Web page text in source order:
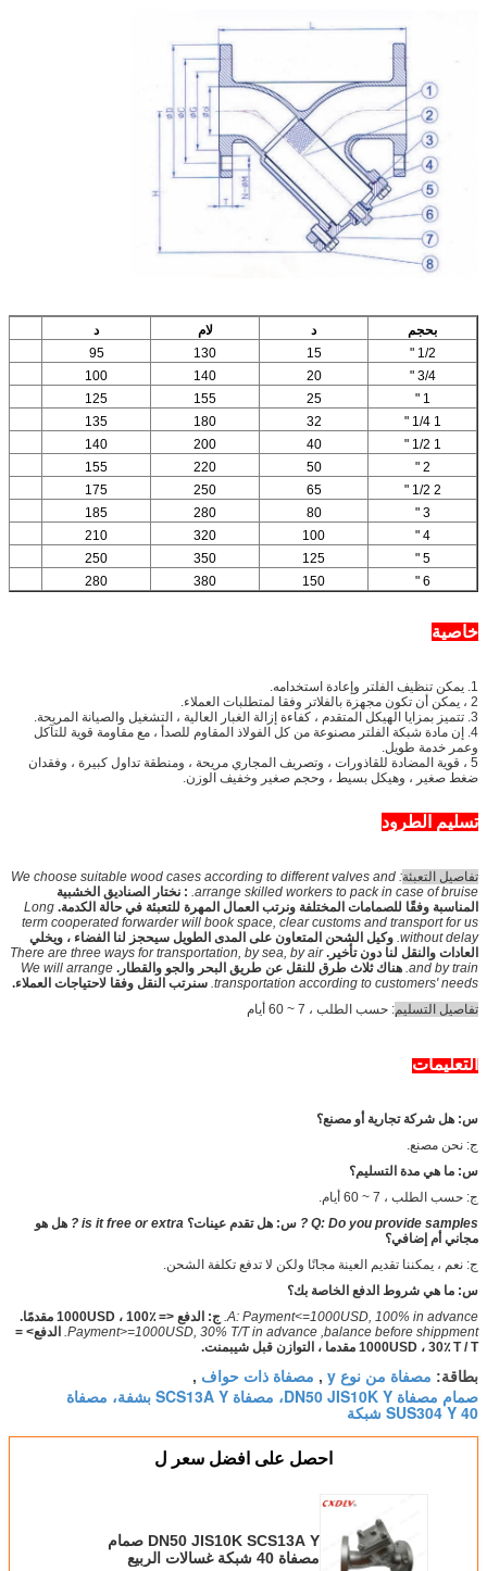
بحجم د لام
د
1/2 "
15
130
95
3/4 "
20
140
100
1 "
25
155
125
1 1/4 "
32
180
135
1 1/2 "
40
200
140
2 "
50
220
155
2 1/2 "
65
250
175
3 "
80
280
185
4 "
100
320
210
5 "
125
350
250
6 "
150
380
280
خاصية
1. يمكن تنظيف الفلتر وإعادة استخدامه.
2 ، يمكن أن تكون مجهزة بالفلاتر وفقا لمتطلبات العملاء.
3. تتميز بمزايا الهيكل المتقدم ، كفاءة إزالة الغبار العالية ، التشغيل والصيانة المريحة.
4. إن مادة شبكة الفلتر مصنوعة من كل الفولاذ المقاوم للصدأ ، مع مقاومة قوية للتآكل
وعمر خدمة طويل.
5 ، قوية المضادة للقاذورات ، وتصريف المجاري مريحة ، ومنطقة تداول كبيرة ، وفقدان
ضغط صغير ، وهيكل بسيط ، وحجم صغير وخفيف الوزن.
تسليم الطرود
تفاصيل التعبئة : We choose suitable wood cases according to different valves and
arrange skilled workers to pack in case of bruise. : نختار الصناديق الخشبية
المناسبة وفقًا للصمامات المختلفة ونرتب العمال المهرة للتعبئة في حالة الكدمة. Long
term cooperated forwarder will book space, clear customs and transport for us
without delay. وكيل الشحن المتعاون على المدى الطويل سيحجز لنا الفضاء ، ويخلي
العادات والنقل لنا دون تأخير. There are three ways for transportation, by sea, by air
and by train. هناك ثلاث طرق للنقل عن طريق البحر والجو والقطار. We will arrange
transportation according to customers' needs. سنرتب النقل وفقا لاحتياجات العملاء.
تفاصيل التسليم: حسب الطلب ، 7 ~ 60 أيام
التعليمات
س: هل شركة تجارية أو مصنع؟
ج: نحن مصنع.
س: ما هي مدة التسليم؟
ج: حسب الطلب ، 7 ~ 60 أيام.
Q: Do you provide samples ?
س: هل تقدم عينات؟ is it free or extra ?
هل هو
مجاني أم إضافي؟
ج: نعم ، يمكننا تقديم العينة مجانًا ولكن لا تدفع تكلفة الشحن.
س: ما هي شروط الدفع الخاصة بك؟
A: Payment<=1000USD, 100% in advance. ج: الدفع <= 1000USD ، 100٪ مقدمًا.
Payment>=1000USD, 30% T/T in advance ,balance before shippment.
الدفع> =
1000USD ، 30٪ T / T مقدما ، التوازن قبل شيبمنت.
بطاقة: مصفاة من نوع y , مصفاة ذات حواف ,
صمام مصفاة DN50 JIS10K Y، مصفاة SCS13A Y بشفة، مصفاة
SUS304 Y 40 شبكة
احصل على افضل سعر ل
DN50 JIS10K SCS13A Y صمام
مصفاة 40 شبكة غسالات الربيع